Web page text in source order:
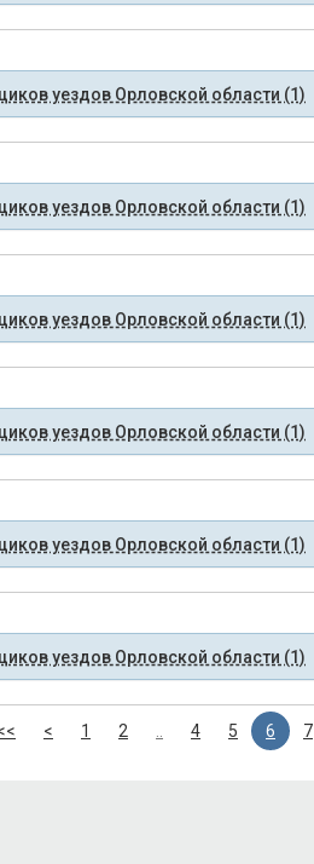
уездов Орловской области (1)
уездов Орловской области (1)
уездов Орловской области (1)
уездов Орловской области (1)
уездов Орловской области (1)
уездов Орловской области (1)
< 1 2 4 5 6 7